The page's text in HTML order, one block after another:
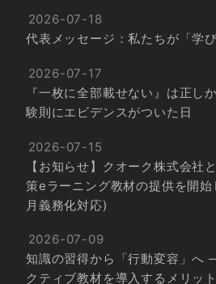
2026-07-18
代表メッセージ：私たちが「学
2026-07-17
『一枚に全部載せない』は正し
験則にエビデンスがついた日
2026-07-15
【お知らせ】クオーク株式会社
策eラーニング教材の提供を開
月義務化対応)
2026-07-09
知識の習得から「行動変容」へ
クティブ教材を導入するメリット